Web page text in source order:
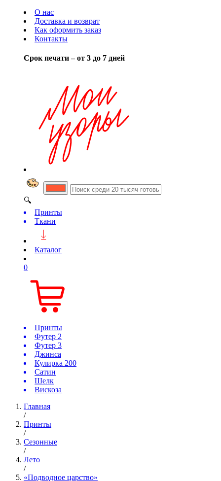
О нас
Доставка и возврат
Как оформить заказ
Контакты
Срок печати – от 3 до 7 дней
🔍
Принты
Ткани
Каталог
0
Принты
Футер 2
Футер 3
Джинса
Кулирка 200
Сатин
Шелк
Вискоза
Главная
/
Принты
/
Сезонные
/
Лето
/
«Подводное царство»